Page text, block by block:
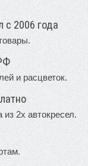
с 2006 года
и расцветок.
2х автокресел.